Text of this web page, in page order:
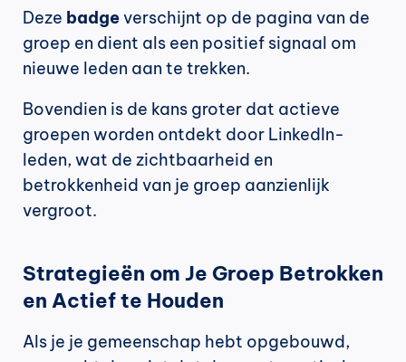
Deze badge verschijnt op de pagina van de
groep en dient als een positief signaal om
nieuwe leden aan te trekken.
Bovendien is de kans groter dat actieve
groepen worden ontdekt door LinkedIn-
leden, wat de zichtbaarheid en
betrokkenheid van je groep aanzienlijk
vergroot.
Strategieën om Je Groep Betrokken
en Actief te Houden
Als je je gemeenschap hebt opgebouwd,